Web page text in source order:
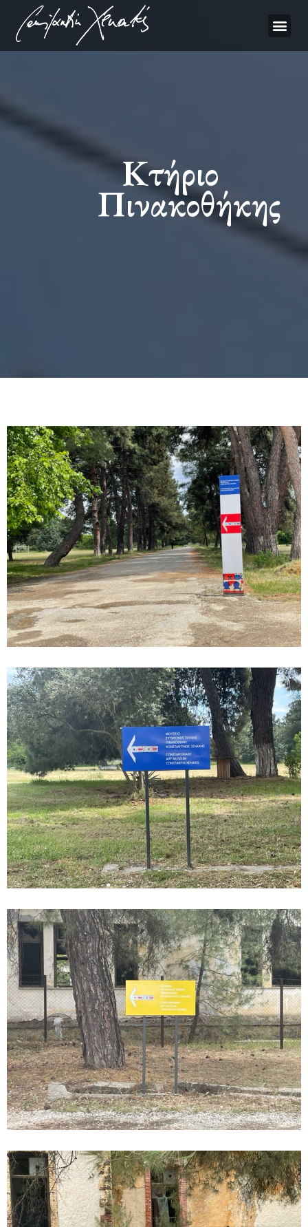
Κτήριο
Πινακοθήκης